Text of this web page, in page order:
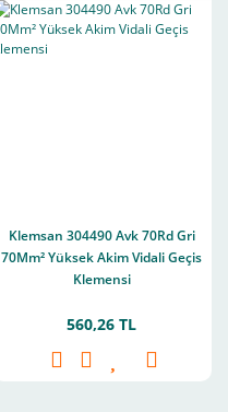
Klemsan 304490 Avk 70Rd Gri
70Mm² Yüksek Akim Vidali Geçis
Klemensi
560,26 TL